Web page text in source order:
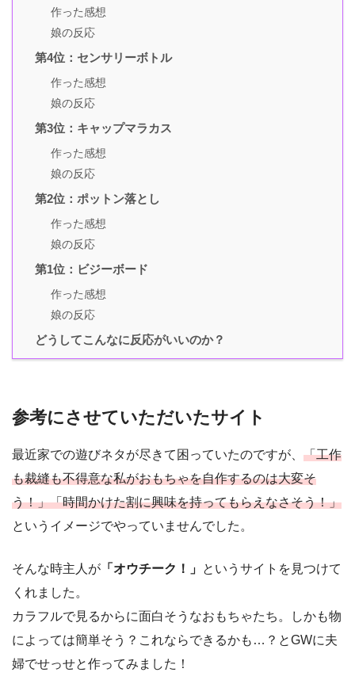
作った感想
娘の反応
第4位：センサリーボトル
作った感想
娘の反応
第3位：キャップマラカス
作った感想
娘の反応
第2位：ポットン落とし
作った感想
娘の反応
第1位：ビジーボード
作った感想
娘の反応
どうしてこんなに反応がいいのか？
参考にさせていただいたサイト
最近家での遊びネタが尽きて困っていたのですが、 「工作
も裁縫も不得意な私がおもちゃを自作するのは大変そ
う！」「時間かけた割に興味を持ってもらえなさそう！」
というイメージでやっていませんでした。
そんな時主人が 「オウチーク！」 というサイトを見つけて
くれました。
カラフルで見るからに面白そうなおもちゃたち。しかも物
によっては簡単そう？これならできるかも…？とGWに夫
婦でせっせと作ってみました！